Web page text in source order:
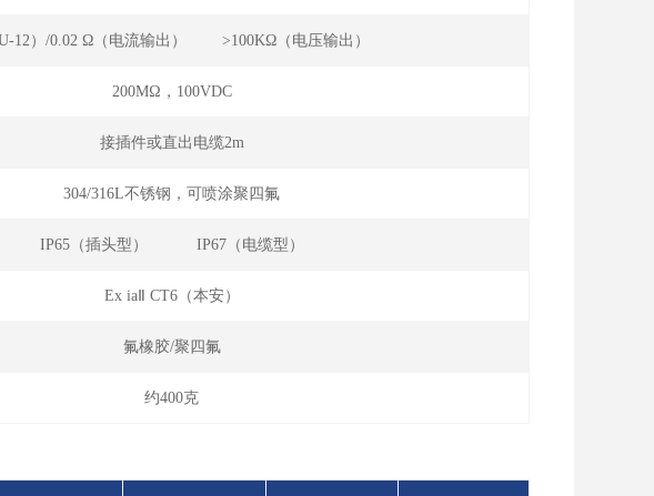
12）/0.02 Ω（电流输出） >100KΩ（电压输出）
200MΩ，100VDC
接插件或直出电缆2m
304/316L不锈钢，可喷涂聚四氟
IP65（插头型） IP67（电缆型）
Ex iaⅡ CT6（本安）
氟橡胶/聚四氟
约400克